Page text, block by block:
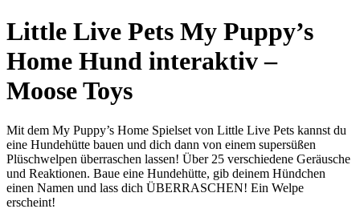
Little Live Pets My Puppy’s
Home Hund interaktiv –
Moose Toys
Mit dem My Puppy’s Home Spielset von Little Live Pets kannst du
eine Hundehütte bauen und dich dann von einem supersüßen
Plüschwelpen überraschen lassen! Über 25 verschiedene Geräusche
und Reaktionen. Baue eine Hundehütte, gib deinem Hündchen
einen Namen und lass dich ÜBERRASCHEN! Ein Welpe
erscheint!